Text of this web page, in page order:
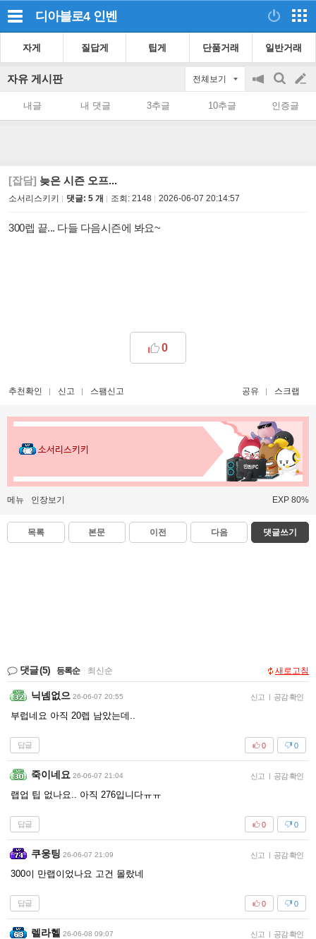
디아블로4 인벤
자게 질답게 팁게 단품거래 일반거래
자유 게시판 전체보기
공
on/off
검
색
글
쓰
내글 내 댓글 3추글 10추글 인증글
[잡담] 늦은 시즌 오프...
소서리스키키 댓글: 5 개 조회: 2148 2026-06-07 20:14:57
300렙 끝... 다들 다음시즌에 봐요~
0
추천확인 신고 스팸신고 공유 스크랩
소서리스키키
메뉴 인장보기 EXP 80%
목록 본문 이전 다음 댓글쓰기
댓글(5) 등록순 최신순 새로고침
닉넴없으 26-06-07 20:55 신고 | 공감 확인
부럽네요 아직 20렙 남았는데..
답글 0
0
죽이네요 26-06-07 21:04 신고 | 공감 확인
랩업 팁 없나요.. 아직 276입니다ㅠㅠ
답글 0
0
쿠웅팅 26-06-07 21:09 신고 | 공감 확인
300이 만랩이었나요 고건 몰랐네
답글 0
0
렐라헬 26-06-08 09:07 신고 | 공감 확인